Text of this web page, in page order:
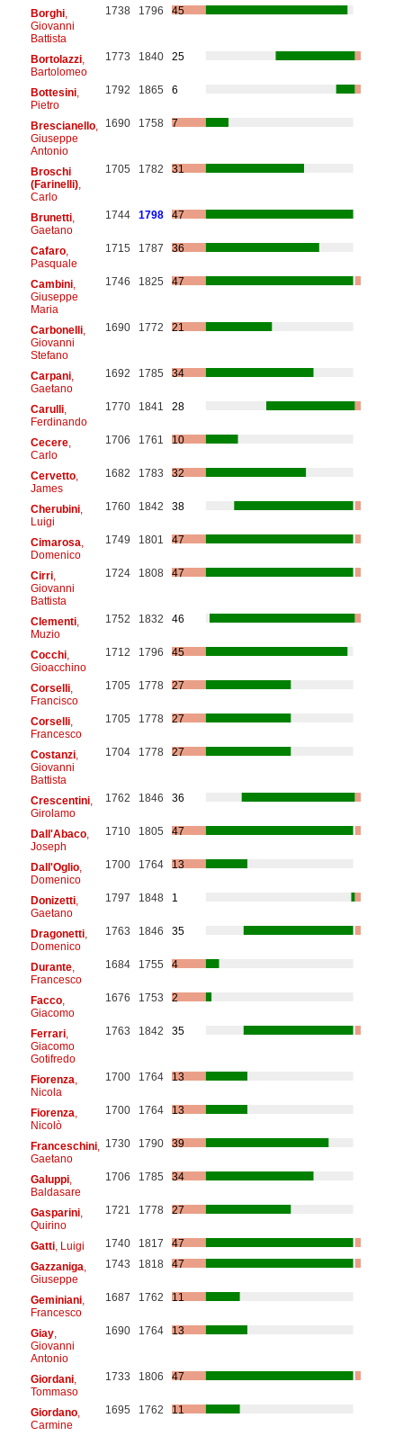
Borghi,
Giovanni
Battista
1738 1796 45
Bortolazzi,
Bartolomeo
1773 1840 25
Bottesini,
Pietro
1792 1865 6
Brescianello,
Giuseppe
Antonio
1690 1758 7
Broschi
(Farinelli),
Carlo
1705 1782 31
Brunetti,
Gaetano
1744 1798 47
Cafaro,
Pasquale
1715 1787 36
Cambini,
Giuseppe
Maria
1746 1825 47
Carbonelli,
Giovanni
Stefano
1690 1772 21
Carpani,
Gaetano
1692 1785 34
Carulli,
Ferdinando
1770 1841 28
Cecere,
Carlo
1706 1761 10
Cervetto,
James
1682 1783 32
Cherubini,
Luigi
1760 1842 38
Cimarosa
Domenico
1749 1801 47
Cirri,
Giovanni
Battista
1724 1808 47
Clementi,
Muzio
1752 1832 46
Cocchi,
Gioacchino
1712 1796 45
Corselli,
Francisco
1705 1778 27
Corselli,
Francesco
1705 1778 27
Costanzi,
Giovanni
Battista
1704 1778 27
Crescentini,
Girolamo
1762 1846 36
Dall'Abaco,
Joseph
1710 1805 47
Dall'Oglio,
Domenico
1700 1764 13
Donizetti,
Gaetano
1797 1848 1
Dragonetti,
Domenico
1763 1846 35
Durante,
Francesco
1684 1755 4
Facco,
Giacomo
1676 1753 2
Ferrari,
Giacomo
Gotifredo
1763 1842 35
Fiorenza
Nicola
1700 1764 13
Fiorenza
Nicolò
1700 1764 13
Franceschini,
Gaetano
1730 1790 39
Galuppi,
Baldasare
1706 1785 34
Gasparini,
Quirino
1721 1778 27
Gatti, Luigi 1740 1817
47
Gazzaniga
Giuseppe
1743 1818 47
Geminiani,
Francesco
1687 1762 11
Giay,
Giovanni
Antonio
1690 1764 13
Giordani,
Tommaso
1733 1806 47
Giordano,
Carmine
1695 1762 11